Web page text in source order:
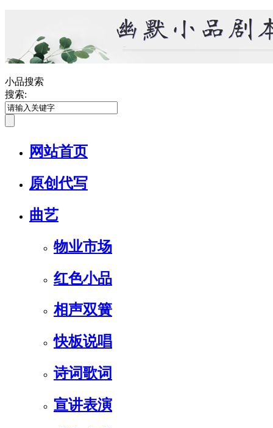
小品搜索
搜索:
网站首页
原创代写
曲艺
物业市场
红色小品
相声双簧
快板说唱
诗词歌词
宣讲表演